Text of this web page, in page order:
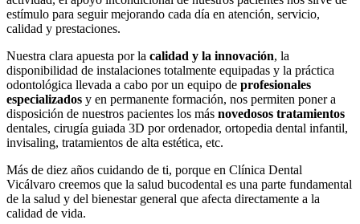
estímulo para seguir mejorando cada día en atención, servicio,
calidad y prestaciones.
Nuestra clara apuesta por la calidad y la innovación, la
disponibilidad de instalaciones totalmente equipadas y la práctica
odontológica llevada a cabo por un equipo de profesionales
especializados y en permanente formación, nos permiten poner a
disposición de nuestros pacientes los más novedosos tratamientos
dentales, cirugía guiada 3D por ordenador, ortopedia dental infantil,
invisaling, tratamientos de alta estética, etc.
Más de diez años cuidando de ti, porque en Clínica Dental
Vicálvaro creemos que la salud bucodental es una parte fundamental
de la salud y del bienestar general que afecta directamente a la
calidad de vida.